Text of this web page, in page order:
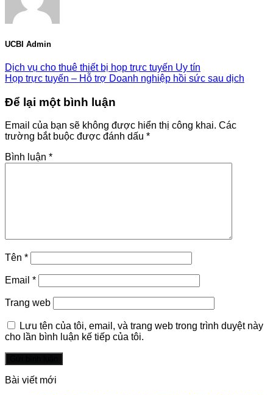
UCBI Admin
Dịch vụ cho thuê thiết bị họp trực tuyến Uy tín
Họp trực tuyến – Hỗ trợ Doanh nghiệp hồi sức sau dịch
Để lại một bình luận
Email của bạn sẽ không được hiển thị công khai. Các
trường bắt buộc được đánh dấu *
Bình luận *
Tên *
Email *
Trang web
Lưu tên của tôi, email, và trang web trong trình duyệt này
cho lần bình luận kế tiếp của tôi.
Bài viết mới